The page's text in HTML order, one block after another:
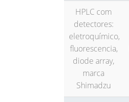
HPLC com
detectores:
eletroquímico,
fluorescencia,
diode array,
marca
Shimadzu